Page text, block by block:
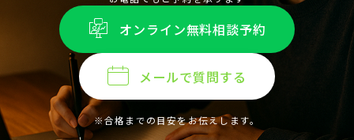
オンライン無料相談予約
メールで質問する
※合格までの目安をお伝えします。